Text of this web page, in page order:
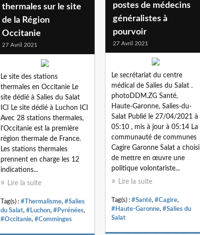
thermales sur le site
de la Région
Occitanie
27 Avril 2021
Le site des stations
thermales en Occitanie Le
site dédié à Salies du Salat
ICI Le site dédié à Luchon ICI
Avec 28 stations thermales,
l’Occitanie est la première
région thermale de France.
Les stations thermales
prennent en charge les 12
indications...
Lire la suite
Tag(s) : #Thermalisme, #Salies
du Salat, #Luchon, #Pyrénées,
#Occitanie, #Comminges
postes de médecins
généralistes à
pourvoir
27 Avril 2021
Le secrétariat du centre
médical de Salies du Salat .
photoDDM.ZG Santé,
Haute-Garonne, Salies-du-
Salat Publié le 27/04/2021 à
05:10 , mis à jour à 05:14 La
communauté de communes
Cagire Garonne Salat a choisi
de mettre en œuvre une
politique volontariste...
Lire la suite
Tag(s) : #Santé, #Cagire,
#Haute-Garonne, #Salies du
Salat